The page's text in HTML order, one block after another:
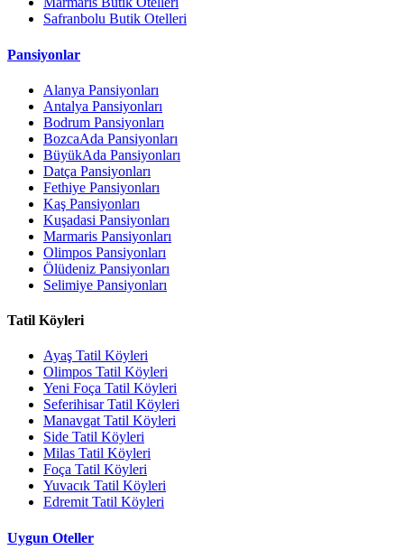
Safranbolu Butik Otelleri
Pansiyonlar
Alanya Pansiyonları
Antalya Pansiyonları
Bodrum Pansiyonları
BozcaAda Pansiyonları
BüyükAda Pansiyonları
Datça Pansiyonları
Fethiye Pansiyonları
Kaş Pansiyonları
Kuşadasi Pansiyonları
Marmaris Pansiyonları
Olimpos Pansiyonları
Ölüdeniz Pansiyonları
Selimiye Pansiyonları
Tatil Köyleri
Ayaş Tatil Köyleri
Olimpos Tatil Köyleri
Yeni Foça Tatil Köyleri
Seferihisar Tatil Köyleri
Manavgat Tatil Köyleri
Side Tatil Köyleri
Milas Tatil Köyleri
Foça Tatil Köyleri
Yuvacık Tatil Köyleri
Edremit Tatil Köyleri
Uygun Oteller